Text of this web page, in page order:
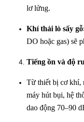
lơ lửng.
Khí thải lò sấy
DO hoặc gas) sẽ
Tiếng ồn và độ
Từ thiết bị cơ khí,
máy hút bụi, hệ
dao động 70–90